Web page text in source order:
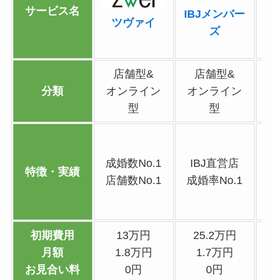
サービス名
ツヴァイ
IBJメンバー
ズ
分類
店舗型&
オンライン
型
店舗型&
オンライン
型
特徴・実績
成婚数No.1
店舗数No.1
IBJ直営店
成婚率No.1
初期費用
月額
お見合い料
13万円
1.8万円
0円
25.2万円
1.7万円
0円